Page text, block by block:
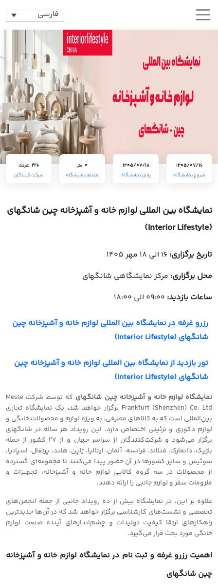
فارسی
1405/07/16
شروع نمایشگاه
1405/07/18
پایان نمایشگاه
0 متر
فضای نمایشگاه
226 شرکت
شرکت کنندگان
نمایشگاه بین المللی لوازم خانه و آشپزخانه چین شانگهای
(Interior Lifestyle)
تاریخ برگزاری: 16 الی 18 مهر 1405
محل برگزاری: مرکز نمایشگاهی شانگهای
ساعات بازدید:
رزرو غرفه در نمایشگاه بین المللی لوازم خانه و آشپزخانه چین
شانگهای (Interior Lifestyle)
تور بازدید از نمایشگاه بین المللی لوازم خانه و آشپزخانه چین
شانگهای (Interior Lifestyle)
نمایشگاه لوازم خانه و آشپزخانه چین شانگهای
که توسط شرکت Messe
Frankfurt (Shenzhen) Co. Ltd برگزار خواهد شد
، یک نمایشگاه تجاری
بین‌المللی است که به کالاهای مصرفی، به ویژه لوازم و محصولات خانگی و
لوازم دکوری و تزئینی اختصاص دارد. این رویداد هر ساله در شانگهای
برگزار می‌شود و شرکت‌کنندگان از سراسر جهان و از 27 کشور از جمله
بلژیک، دانمارک، فنلاند، فرانسه، آلمان، ایتالیا، ژاپن، هلند، پرتغال، اسپانیا،
سوئیس و سایر کشورها در آن حضور پیدا می‌کنند تا مجموعه‌ای گسترده
از محصولات در سه گروه کالایی لوازم خانه و آشپزخانه، تجهیزات و
ملزومات سفر و لوازم جانبی را ارائه دهند.
علاوه بر این، در نمایشگاه بیش از ده رویداد جانبی از جمله انجمن‌های
تخصصی و نشست‌های کارشناسی برگزار خواهد شد که در آن‌ها جدیدترین
راهکارهای ارتقا کیفیت تولیدات و چشم‌اندازهای آینده صنعت لوازم
خانگی مورد بحث قرار می‌گیرد.
اهمیت رزرو غرفه و ثبت نام در نمایشگاه لوازم خانه و آشپزخانه
چین شانگهای